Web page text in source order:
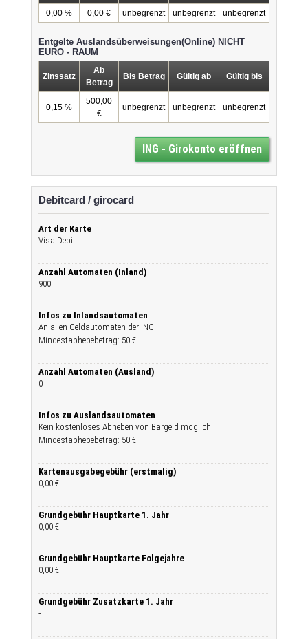
0,00 % 0,00 € unbegrenzt unbegrenzt unbegrenzt
Entgelte Auslandsüberweisungen(Online) NICHT
EURO - RAUM
Zinssatz
Ab
Betrag
Bis Betrag Gültig ab Gültig bis
0,15 %
500,00
€
unbegrenzt unbegrenzt unbegrenzt
ING - Girokonto eröffnen
Debitcard / girocard
Art der Karte
Visa Debit
Anzahl Automaten (Inland)
900
Infos zu Inlandsautomaten
An allen Geldautomaten der ING
Mindestabhebebetrag: 50 €
Anzahl Automaten (Ausland)
0
Infos zu Auslandsautomaten
Kein kostenloses Abheben von Bargeld möglich
Mindestabhebebetrag: 50 €
Kartenausgabegebühr (erstmalig)
0,00 €
Grundgebühr Hauptkarte 1. Jahr
0,00 €
Grundgebühr Hauptkarte Folgejahre
0,00 €
Grundgebühr Zusatzkarte 1. Jahr
-